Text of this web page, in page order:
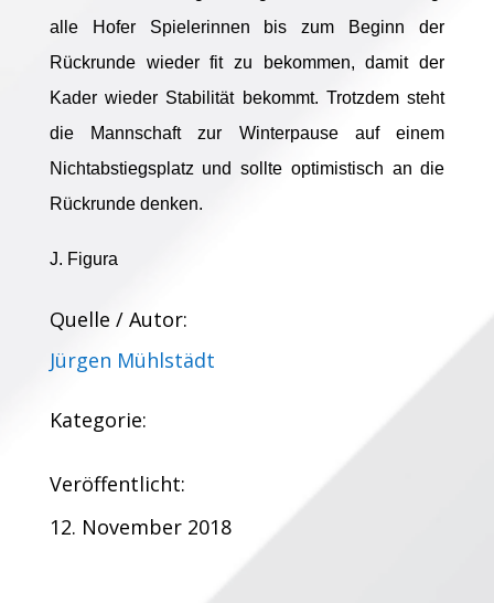
alle Hofer Spielerinnen bis zum Beginn der
Rückrunde wieder fit zu bekommen, damit der
Kader wieder Stabilität bekommt. Trotzdem steht
die Mannschaft zur Winterpause auf einem
Nichtabstiegsplatz und sollte optimistisch an die
Rückrunde denken.
J. Figura
Quelle / Autor:
Jürgen Mühlstädt
Kategorie:
Veröffentlicht:
12. November 2018